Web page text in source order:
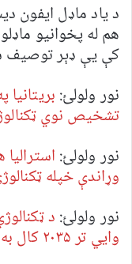
د یاد ماډل ایفون
هم له پخوانیو
کې یې ډېر
نور ولولئ:
تشخیص نوي
نور ولولئ:
وړاندې خپله
نور ولولئ: د
وايي تر ۲۰۳۵ کال به سپوږمۍ کې فوټبال کوو